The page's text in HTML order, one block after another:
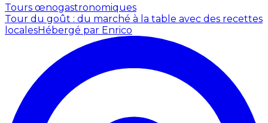
Tours œnogastronomiques
Tour du goût : du marché à la table avec des recettes
localesHébergé par Enrico